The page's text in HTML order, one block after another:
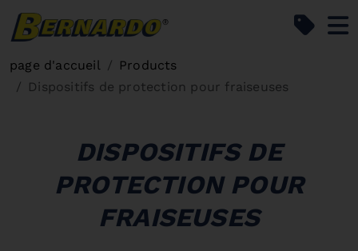
page d'accueil
Products
Dispositifs de protection pour fraiseuses
DISPOSITIFS DE
PROTECTION POUR
FRAISEUSES